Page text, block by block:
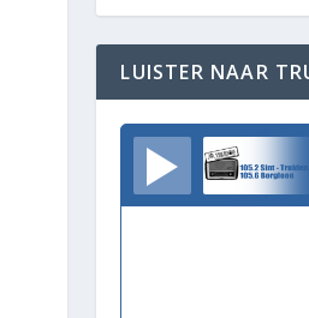
LUISTER NAAR